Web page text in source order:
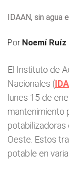
IDAAN, sin agua
Por Noemí Ruíz
El Instituto de
Nacionales (
lunes 15 de
mantenimiento
potabilizadoras
Oeste. Estos
potable en